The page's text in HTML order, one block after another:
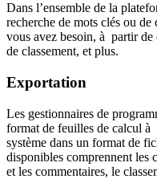
Dans l’ensemble de la
recherche de mots clés ou
vous avez besoin, à partir de
de classement, et plus.
Exportation
Les gestionnaires de
format de feuilles de calcul à
système dans un format de
disponibles comprennent les
et les commentaires, le